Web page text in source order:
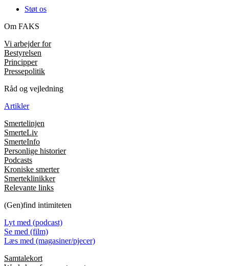
Støt os
Om FAKS
Vi arbejder for
Bestyrelsen
Principper
Pressepolitik
Råd og vejledning
Artikler
Smertelinjen
SmerteLiv
SmerteInfo
Personlige historier
Podcasts
Kroniske smerter
Smerteklinikker
Relevante links
(Gen)find intimiteten
Lyt med (podcast)
Se med (film)
Læs med (magasiner/pjecer)
Samtalekort